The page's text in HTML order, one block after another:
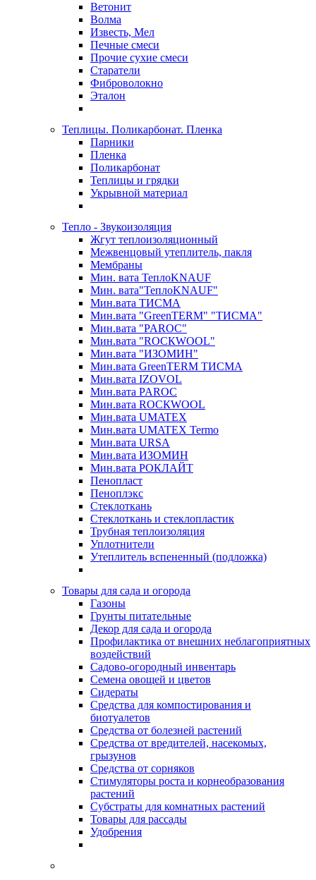
Ветонит
Волма
Известь, Мел
Печные смеси
Прочие сухие смеси
Старатели
Фиброволокно
Эталон
Теплицы. Поликарбонат. Пленка
Парники
Пленка
Поликарбонат
Теплицы и грядки
Укрывной материал
Тепло - Звукоизоляция
Жгут теплоизоляционный
Межвенцовый утеплитель, пакля
Мембраны
Мин. вата ТеплоKNAUF
Мин. вата"ТеплоKNAUF"
Мин.вата ТИСМА
Мин.вата "GreenTERM" "ТИСМА"
Мин.вата "PAROC"
Мин.вата "ROCКWOOL"
Мин.вата "ИЗОМИН"
Мин.вата GreenTERM ТИСМА
Мин.вата IZOVOL
Мин.вата PAROC
Мин.вата ROCКWOOL
Мин.вата UMATEX
Мин.вата UMATEX Termo
Мин.вата URSA
Мин.вата ИЗОМИН
Мин.вата РОКЛАЙТ
Пенопласт
Пеноплэкс
Стеклоткань
Стеклоткань и стеклопластик
Трубная теплоизоляция
Уплотнители
Утеплитель вспененный (подложка)
Товары для сада и огорода
Газоны
Грунты питательные
Декор для сада и огорода
Профилактика от внешних неблагоприятных
воздействий
Садово-огородный инвентарь
Семена овощей и цветов
Сидераты
Средства для компостирования и
биотуалетов
Средства от болезней растений
Средства от вредителей, насекомых,
грызунов
Средства от сорняков
Стимуляторы роста и корнеобразования
растений
Субстраты для комнатных растений
Товары для рассады
Удобрения